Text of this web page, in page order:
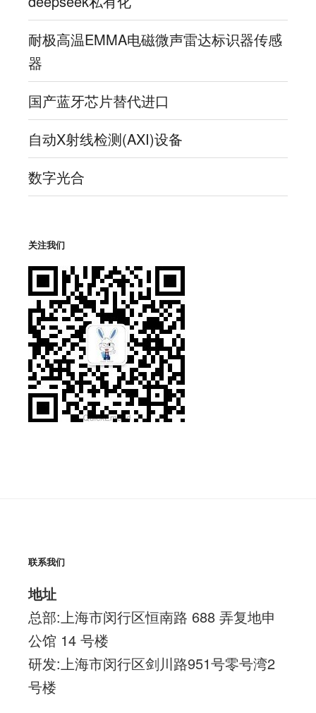
耐极高温EMMA电磁微声雷达标识器传感
器
国产蓝牙芯片替代进口
自动X射线检测(AXI)设备
数字光合
关注我们
联系我们
地址
总部:上海市闵行区恒南路 688 弄复地申
公馆 14 号楼
研发:上海市闵行区剑川路951号零号湾2
号楼